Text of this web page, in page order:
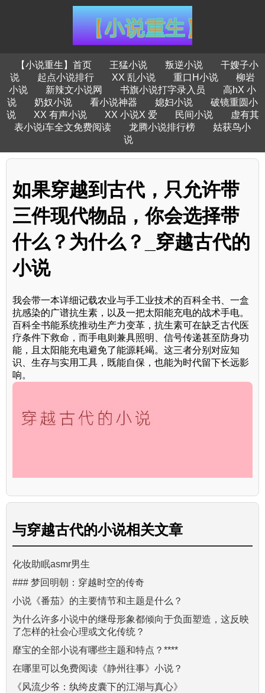
【小说重生】首页 王猛小说 叛逆小说
干嫂子小
说
起点小说排行 XX 乱小说 重口H小说
柳岩
小说
新辣文小说网 书旗小说打字录入员
高hX 小
说
奶奴小说 看小说神器 媳妇小说
破镜重圆小
说
XX 有声小说 XX 小说X 爱 民间小说
虚有其
表小说i车全文免费阅读
龙腾小说排行榜
姑获鸟小
说
如果穿越到古代，只允许带
三件现代物品，你会选择带
什么？为什么？_穿越古代的
小说
我会带一本详细记载农业与手工业技术的百科全书、一盒
抗感染的广谱抗生素，以及一把太阳能充电的战术手电。
百科全书能系统推动生产力变革，抗生素可在缺乏古代医
疗条件下救命，而手电则兼具照明、信号传递甚至防身功
能，且太阳能充电避免了能源耗竭。这三者分别对应知
识、生存与实用工具，既能自保，也能为时代留下长远影
响。
与穿越古代的小说相关文章
化妆助眠asmr男生
### 梦回明朝：穿越时空的传奇
小说《番茄》的主要情节和主题是什么？
为什么许多小说中的继母形象都倾向于负面塑造，这反映
了怎样的社会心理或文化传统？
靡宝的全部小说有哪些主题和特点？****
在哪里可以免费阅读《静州往事》小说？
《风流少爷：纨绔皮囊下的江湖与真心》